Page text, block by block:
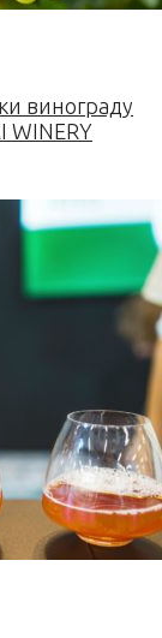
винограду
WINERY